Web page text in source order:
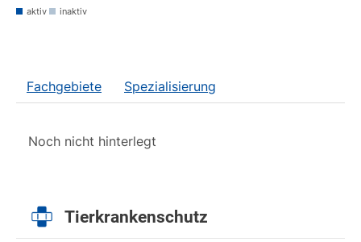
aktiv inaktiv
Fachgebiete Spezialisierung
Noch nicht hinterlegt
Tierkrankenschutz